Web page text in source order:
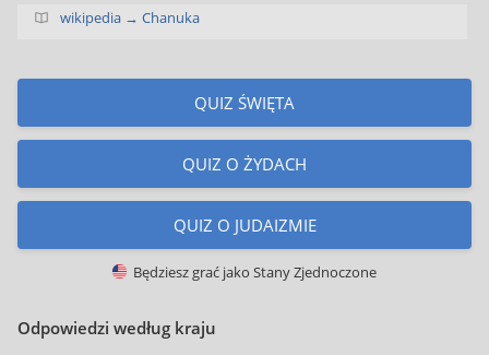
wikipedia → Chanuka
QUIZ ŚWIĘTA
QUIZ O ŻYDACH
QUIZ O JUDAIZMIE
Będziesz grać jako Stany Zjednoczone
Odpowiedzi według kraju